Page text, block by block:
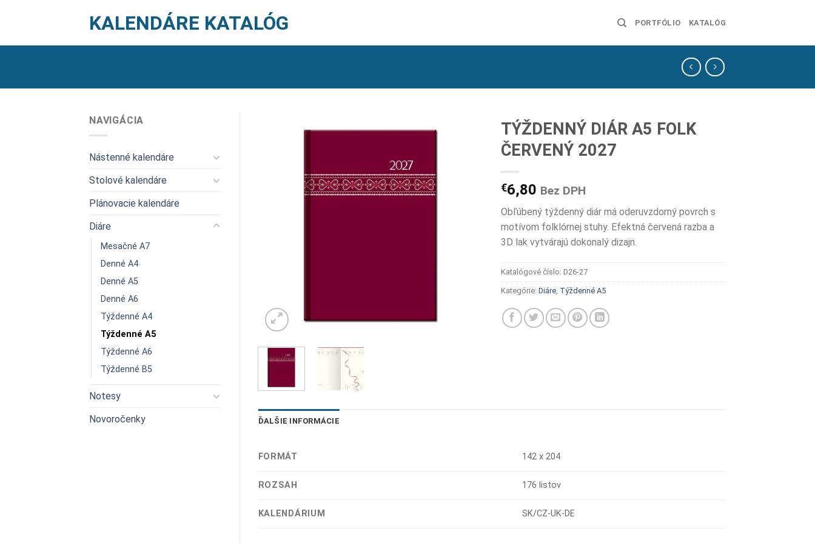
KALENDÁRE KATALÓG PORTFÓLIO KATALÓG
NAVIGÁCIA
Nástenné kalendáre
Stolové kalendáre
Plánovacie kalendáre
Diáre
Mesačné A7
Denné A4
Denné A5
Denné A6
Týždenné A4
Týždenné A5
Týždenné A6
Týždenné B5
Notesy
Novoročenky
TÝŽDENNÝ DIÁR A5 FOLK
ČERVENÝ 2027
€6,80 Bez DPH
Obľúbený týždenný diár má oderuvzdorný povrch s
motívom folklórnej stuhy. Efektná červená razba a
3D lak vytvárajú dokonalý dizajn.
Katalógové číslo:D26-27
Kategórie:Diáre Týždenné A5
ĎALŠIE INFORMÁCIE
FORMÁT 142 x 204
ROZSAH 176 listov
KALENDÁRIUM SK/CZ-UK-DE